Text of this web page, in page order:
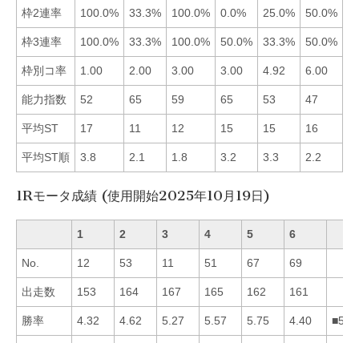
枠2連率 100.0% 33.3% 100.0% 0.0% 25.0% 50.0%
枠3連率 100.0% 33.3% 100.0% 50.0% 33.3% 50.0%
枠別コ率 1.00 2.00 3.00 3.00 4.92 6.00
能力指数 52 65 59 65 53 47
平均ST 17 11 12 15 15 16
平均ST順 3.8 2.1 1.8 3.2 3.3 2.2
1Rモータ成績 (使用開始2025年10月19日)
1 2 3 4 5 6
No. 12 53 11 51 67 69
出走数 153 164 167 165 162 161
勝率 4.32 4.62 5.27 5.57 5.75 4.40